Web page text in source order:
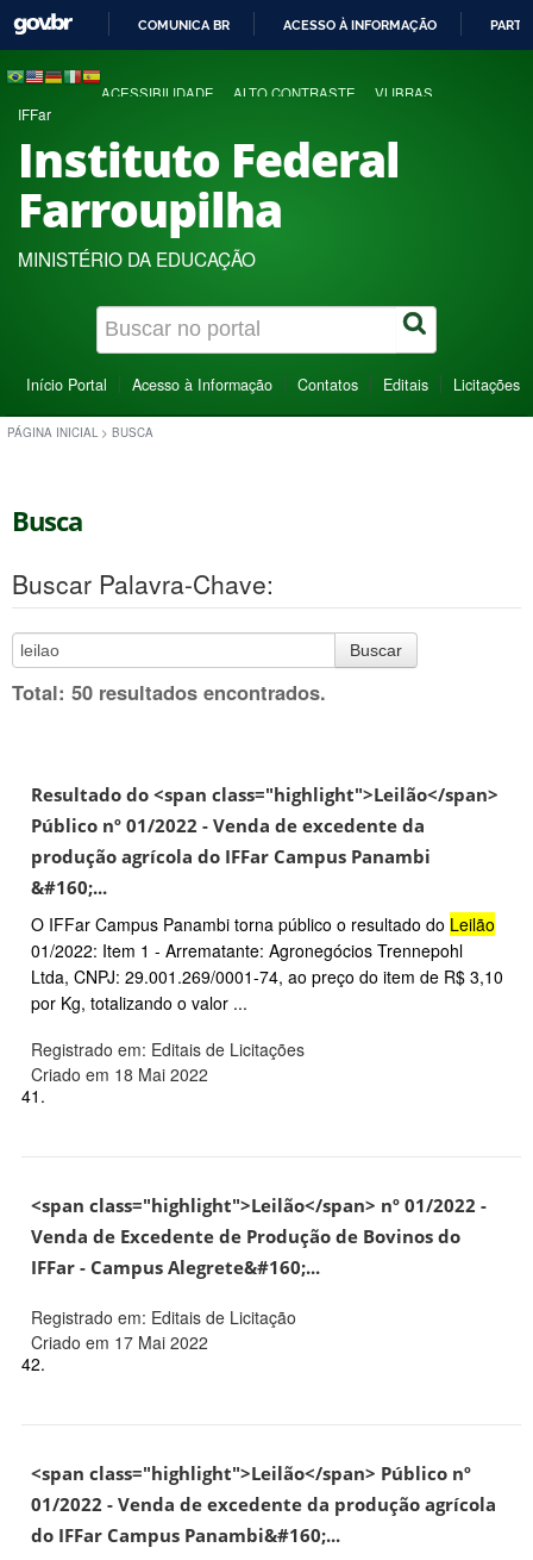
COMUNICA BR ACESSO À INFORMAÇÃO
ACESSIBILIDADE ALTO CONTRASTE VLIBRAS
IFFar
Instituto Federal
Farroupilha
MINISTÉRIO DA EDUCAÇÃO
Início Portal Acesso à Informação Contatos Editais Licitações
PÁGINA INICIAL > BUSCA
Busca
Buscar Palavra-Chave:
Buscar
Total: 50 resultados encontrados.
Resultado do <span class="highlight">Leilão</span>
Público nº 01/2022 - Venda de excedente da
produção agrícola do IFFar Campus Panambi
&#160;...
O IFFar Campus Panambi torna público o resultado do Leilão
01/2022: Item 1 - Arrematante: Agronegócios Trennepohl
Ltda, CNPJ: 29.001.269/0001-74, ao preço do item de R$ 3,10
por Kg, totalizando o valor ...
Registrado em: Editais de Licitações
Criado em 18 Mai 2022
41.
<span class="highlight">Leilão</span> nº 01/2022 -
Venda de Excedente de Produção de Bovinos do
IFFar - Campus Alegrete&#160;...
Registrado em: Editais de Licitação
Criado em 17 Mai 2022
42.
<span class="highlight">Leilão</span> Público nº
01/2022 - Venda de excedente da produção agrícola
do IFFar Campus Panambi&#160;...